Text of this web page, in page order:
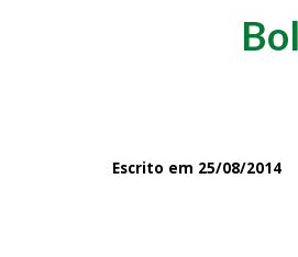
Escrito em 25/08/2014